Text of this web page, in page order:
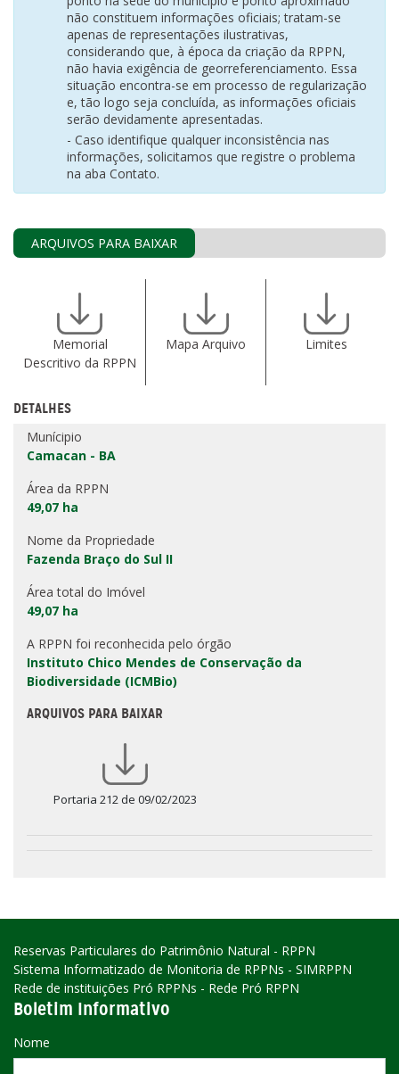
não constituem informações oficiais; tratam-se
apenas de representações ilustrativas,
considerando que, à época da criação da RPPN,
não havia exigência de georreferenciamento. Essa
situação encontra-se em processo de regularização
e, tão logo seja concluída, as informações oficiais
serão devidamente apresentadas.
- Caso identifique qualquer inconsistência nas
informações, solicitamos que registre o problema
na aba Contato.
ARQUIVOS PARA BAIXAR
Memorial
Descritivo da RPPN
Mapa Arquivo Limites
DETALHES
Munícipio
Camacan - BA
Área da RPPN
49,07 ha
Nome da Propriedade
Fazenda Braço do Sul II
Área total do Imóvel
49,07 ha
A RPPN foi reconhecida pelo órgão
Instituto Chico Mendes de Conservação da
Biodiversidade (ICMBio)
ARQUIVOS PARA BAIXAR
Portaria 212 de 09/02/2023
Reservas Particulares do Patrimônio Natural - RPPN
Sistema Informatizado de Monitoria de RPPNs - SIMRPPN
Rede de instituições Pró RPPNs - Rede Pró RPPN
Boletim Informativo
Nome